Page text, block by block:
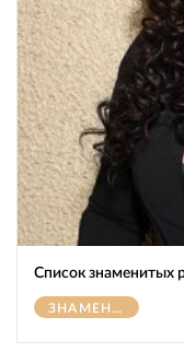
Список знаменитых
ЗНАМЕНИТОСТИ